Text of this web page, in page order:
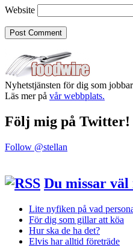
Website
Nyhetstjänsten för dig som
Läs mer på vår webbplats.
Följ mig på Twitter!
Follow @stellan
Du missar
Lite nyfiken på vad
För dig som gillar att köa
Hur ska de ha det?
Elvis har alltid företräde